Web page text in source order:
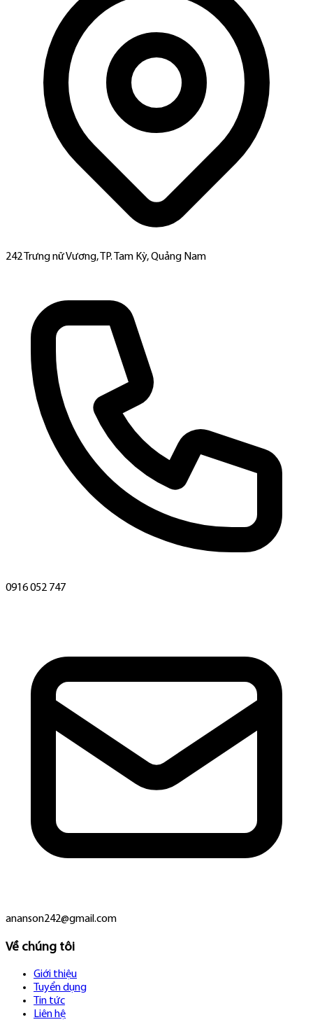
242 Trưng nữ Vương, TP. Tam Kỳ, Quảng Nam
0916 052 747
ananson242@gmail.com
Về chúng tôi
Giới thiệu
Tuyển dụng
Tin tức
Liên hệ